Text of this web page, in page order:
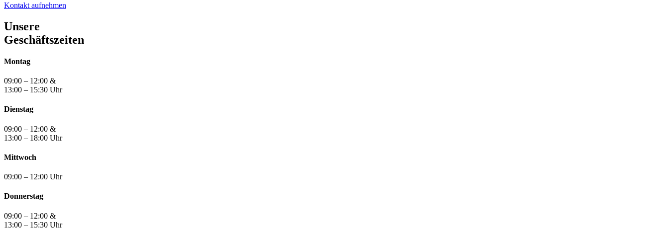
Kontakt aufnehmen
Unsere
Geschäftszeiten
Montag
09:00 – 12:00 &
13:00 – 15:30 Uhr
Dienstag
09:00 – 12:00 &
13:00 – 18:00 Uhr
Mittwoch
09:00 – 12:00 Uhr
Donnerstag
09:00 – 12:00 &
13:00 – 15:30 Uhr